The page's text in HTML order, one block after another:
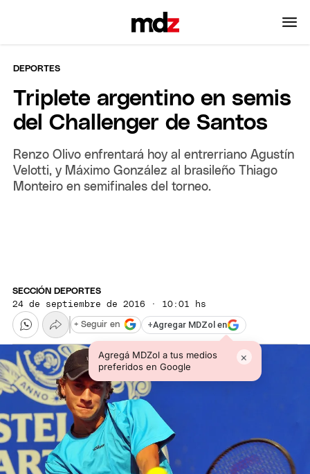
DEPORTES
Triplete argentino en semis
del Challenger de Santos
Renzo Olivo enfrentará hoy al entrerriano Agustín
Velotti, y Máximo González al brasileño Thiago
Monteiro en semifinales del torneo.
SECCIÓN DEPORTES
24 de septiembre de 2016 · 10:01 hs
+Agregar MDZol en
Agregá MDZol a tus medios
preferidos en Google
×
+ Seguir en